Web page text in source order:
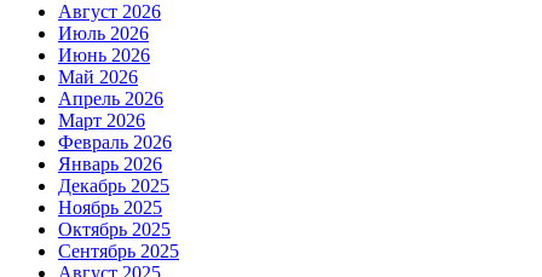
Август 2026
Июль 2026
Июнь 2026
Май 2026
Апрель 2026
Март 2026
Февраль 2026
Январь 2026
Декабрь 2025
Ноябрь 2025
Октябрь 2025
Сентябрь 2025